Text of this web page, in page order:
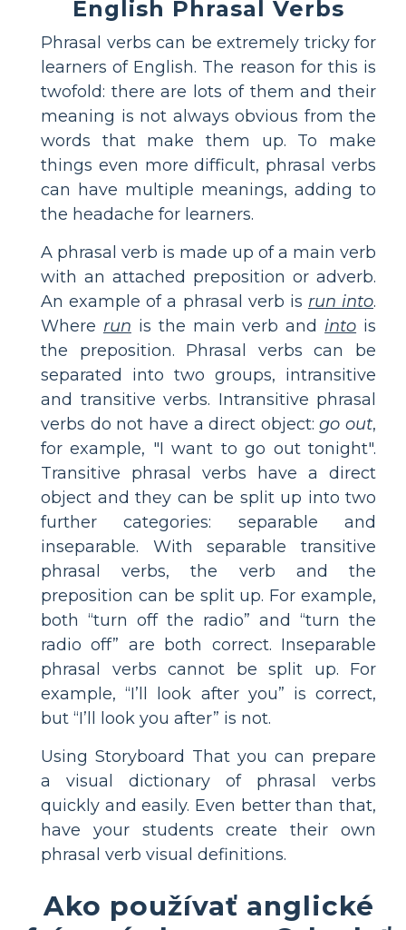
English Phrasal Verbs
Phrasal verbs can be extremely tricky for
learners of English. The reason for this is
twofold: there are lots of them and their
meaning is not always obvious from the
words that make them up. To make
things even more difficult, phrasal verbs
can have multiple meanings, adding to
the headache for learners.
A phrasal verb is made up of a main verb
with an attached preposition or adverb.
An example of a phrasal verb is run into.
Where run is the main verb and into is
the preposition. Phrasal verbs can be
separated into two groups, intransitive
and transitive verbs. Intransitive phrasal
verbs do not have a direct object:go out,
for example, "I want to go out tonight".
Transitive phrasal verbs have a direct
object and they can be split up into two
further categories: separable and
inseparable. With separable transitive
phrasal verbs, the verb and the
preposition can be split up. For example,
both “turn off the radio” and “turn the
radio off” are both correct. Inseparable
phrasal verbs cannot be split up. For
example, “I’ll look after you” is correct,
but “I’ll look you after” is not.
Using Storyboard That you can prepare
a visual dictionary of phrasal verbs
quickly and easily. Even better than that,
have your students create their own
phrasal verb visual definitions.
Ako používať anglické